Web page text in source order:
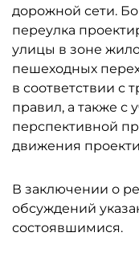
дорожной сети.
переулка
улицы в зоне
пешеходных
в соответствии с
правил, а также с
перспективной
движения
В заключении о
обсуждений
состоявшимися.